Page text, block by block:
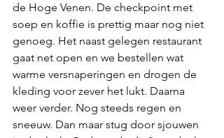
de Hoge Venen. De checkpoint met
soep en koffie is prettig maar nog niet
genoeg. Het naast gelegen restaurant
gaat net open en we bestellen wat
warme versnaperingen en drogen de
kleding voor zever het lukt. Daarna
weer verder. Nog steeds regen en
sneeuw. Dan maar stug door sjouwen